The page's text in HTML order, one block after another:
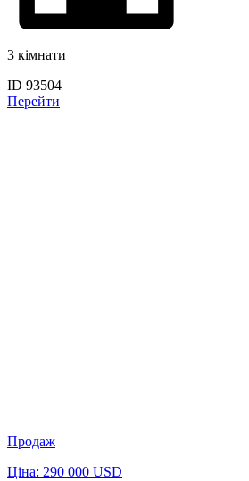
3 кімнати
ID 93504
Перейти
Продаж
Ціна: 290 000 USD